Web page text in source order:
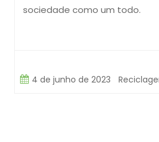
sociedade como um todo.
4 de junho de 2023